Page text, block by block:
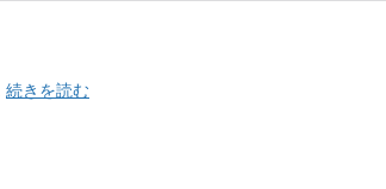
続きを読む